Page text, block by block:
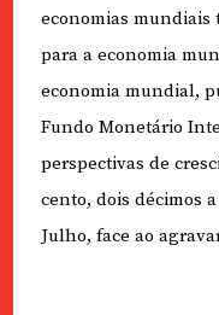
economias mundiais
para a economia
economia mundial,
Fundo Monetário
perspectivas de
cento, dois décimos
Julho, face ao